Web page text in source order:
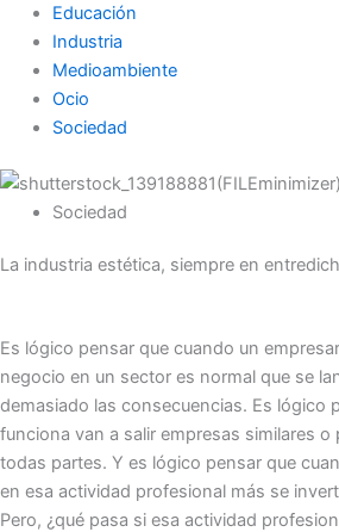
Educación
Industria
Medioambiente
Ocio
Sociedad
Sociedad
La industria estética, siempre en
Es lógico pensar que cuando un
negocio en un sector es normal que se
demasiado las consecuencias. Es lógico
funciona van a salir empresas similares
todas partes. Y es lógico pensar que
en esa actividad profesional más se
Pero, ¿qué pasa si esa actividad